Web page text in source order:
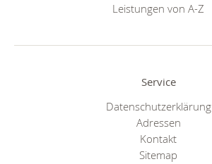
Leistungen von A-Z
Service
Datenschutzerklärung
Adressen
Kontakt
Sitemap